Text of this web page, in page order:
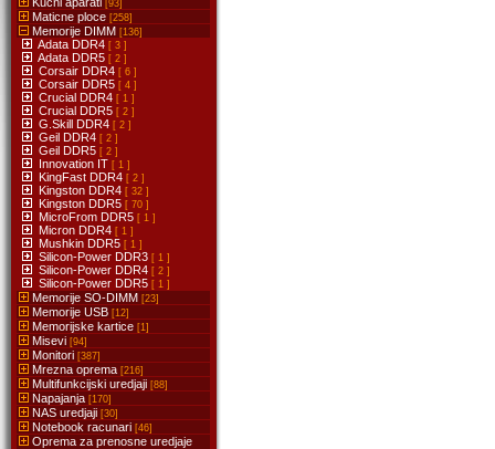
[93]
Maticne ploce [258]
Memorije DIMM [136]
Adata DDR4 [ 3 ]
Adata DDR5 [ 2 ]
Corsair DDR4 [ 6 ]
Corsair DDR5 [ 4 ]
Crucial DDR4 [ 1 ]
Crucial DDR5 [ 2 ]
G.Skill DDR4 [ 2 ]
Geil DDR4 [ 2 ]
Geil DDR5 [ 2 ]
Innovation IT [ 1 ]
KingFast DDR4 [ 2 ]
Kingston DDR4 [ 32 ]
Kingston DDR5 [ 70 ]
MicroFrom DDR5 [ 1 ]
Micron DDR4 [ 1 ]
Mushkin DDR5 [ 1 ]
Silicon-Power DDR3 [ 1 ]
Silicon-Power DDR4 [ 2 ]
Silicon-Power DDR5 [ 1 ]
Memorije SO-DIMM [23]
Memorije USB [12]
Memorijske kartice [1]
Misevi [94]
Monitori [387]
Mrezna oprema [216]
Multifunkcijski uredjaji [88]
Napajanja [170]
NAS uredjaji [30]
Notebook racunari [46]
Oprema za prenosne uredjaje